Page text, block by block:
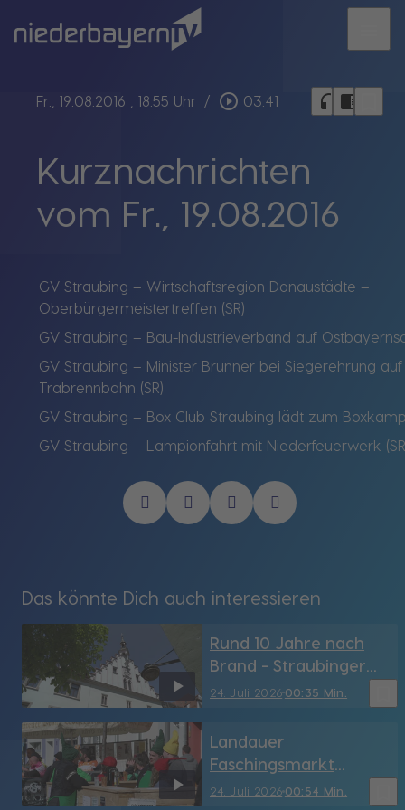
Fr., 19.08.2016 , 18:55 Uhr / play_circle_outline 03:41 headphones chrome_reader_mode
Kurznachrichten
vom Fr., 19.08.2016
GV Straubing – Wirtschaftsregion Donaustädte –
Oberbürgermeistertreffen (SR)
GV Straubing – Bau-Industrieverband auf
GV Straubing – Minister Brunner bei Siegerehrung
Trabrennbahn (SR)
GV Straubing – Box Club Straubing lädt zum
GV Straubing – Lampionfahrt mit Niederfeuerwerk
Das könnte Dich auch interessieren
24. Juli 202600:35 Min.
Rund 10 Jahre nach
Brand - Straubinger
Rathaus hat sein
Türmchen wieder (SR)
24. Juli 202600:54 Min.
Landauer
Faschingsmarkt
möglicherweise vor